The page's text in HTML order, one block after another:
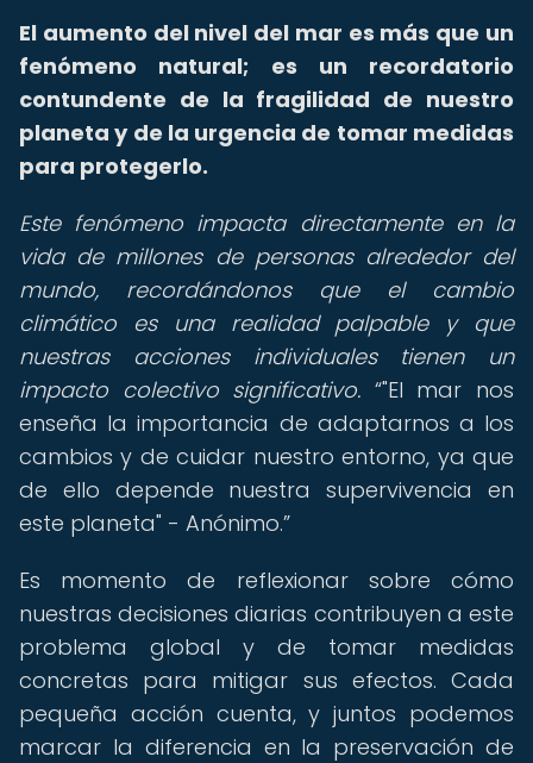
El aumento del nivel del mar es más que un
fenómeno natural; es un recordatorio
contundente de la fragilidad de nuestro
planeta y de la urgencia de tomar medidas
para protegerlo.
Este fenómeno impacta directamente en la
vida de millones de personas alrededor del
mundo, recordándonos que el cambio
climático es una realidad palpable y que
nuestras acciones individuales tienen un
impacto colectivo significativo.
"El mar nos
enseña la importancia de adaptarnos a los
cambios y de cuidar nuestro entorno, ya que
de ello depende nuestra supervivencia en
este planeta" - Anónimo.
Es momento de reflexionar sobre cómo
nuestras decisiones diarias contribuyen a este
problema global y de tomar medidas
concretas para mitigar sus efectos. Cada
pequeña acción cuenta, y juntos podemos
marcar la diferencia en la preservación de